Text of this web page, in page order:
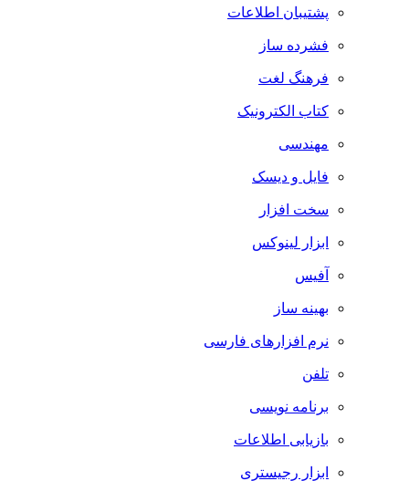
پشتیبان اطلاعات
فشرده ساز
فرهنگ لغت
کتاب الکترونیک
مهندسی
فایل و دیسک
سخت افزار
ابزار لینوکس
آفیس
بهینه ساز
نرم افزارهای فارسی
تلفن
برنامه نویسی
بازیابی اطلاعات
ابزار رجیستری